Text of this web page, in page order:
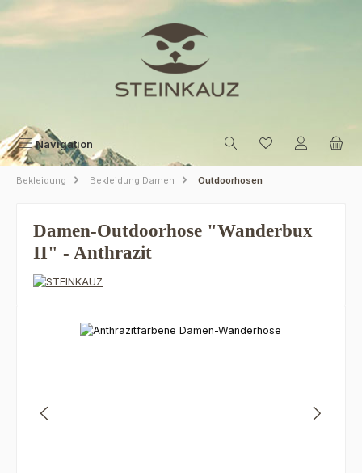
Zum Hauptinhalt springen
Navigation
Bekleidung Bekleidung Damen Outdoorhosen
Damen-Outdoorhose "Wanderbux
II" - Anthrazit
Bildergalerie überspringen